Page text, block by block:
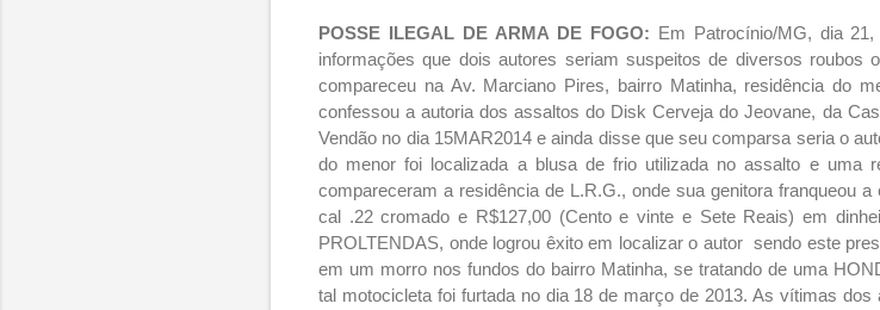
POSSE ILEGAL DE ARMA DE FOGO: Em Patrocínio/MG, dia
informações que dois autores seriam suspeitos de diversos roubos
compareceu na Av. Marciano Pires, bairro Matinha, residência do
confessou a autoria dos assaltos do Disk Cerveja do Jeovane, da
Vendão no dia 15MAR2014 e ainda disse que seu comparsa seria o
do menor foi localizada a blusa de frio utilizada no assalto e uma
compareceram a residência de L.R.G., onde sua genitora franqueou
cal .22 cromado e R$127,00 (Cento e vinte e Sete Reais) em
PROLTENDAS, onde logrou êxito em localizar o autor sendo este
em um morro nos fundos do bairro Matinha, se tratando de uma
tal motocicleta foi furtada no dia 18 de março de 2013. As vítimas